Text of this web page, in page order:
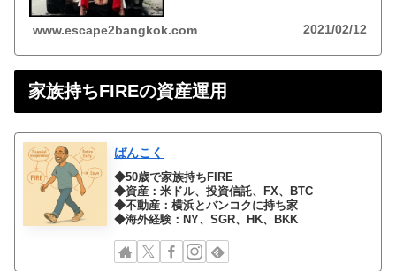
www.escape2bangkok.com 2021/02/12
家族持ちFIREの資産運用
ばんこく
◆50歳で家族持ちFIRE
◆資産：米ドル、投資信託、FX、BTC
◆不動産：横浜とバンコクに持ち家
◆海外経験：NY、SGR、HK、BKK